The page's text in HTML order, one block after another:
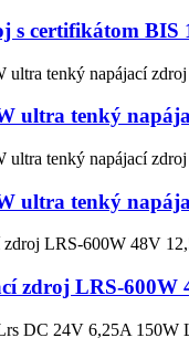
s certifikátom BIS
ultra tenký
ultra tenký
zdroj LRS-600W